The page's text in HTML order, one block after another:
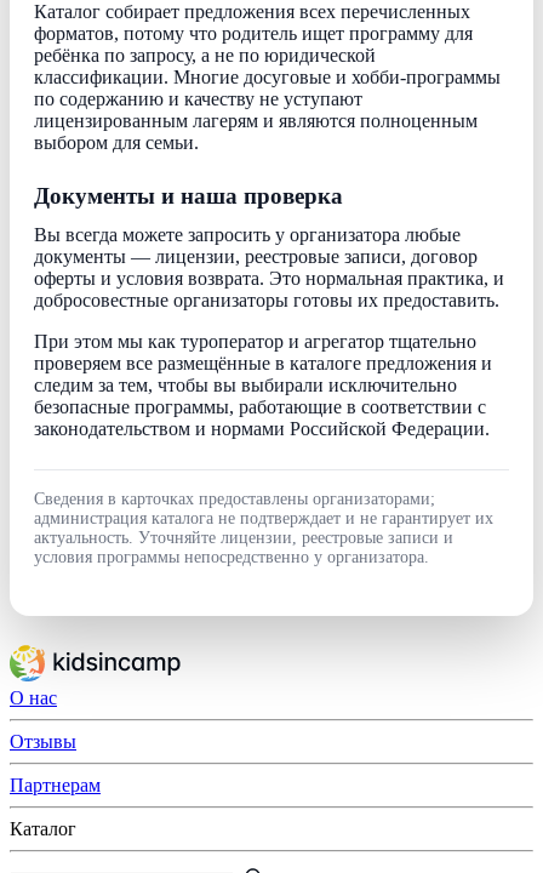
Каталог собирает предложения всех перечисленных
форматов, потому что родитель ищет программу для
ребёнка по запросу, а не по юридической
классификации. Многие досуговые и хобби-программы
по содержанию и качеству не уступают
лицензированным лагерям и являются полноценным
выбором для семьи.
Документы и наша проверка
Вы всегда можете запросить у организатора любые
документы — лицензии, реестровые записи, договор
оферты и условия возврата. Это нормальная практика, и
добросовестные организаторы готовы их предоставить.
При этом мы как туроператор и агрегатор тщательно
проверяем все размещённые в каталоге предложения и
следим за тем, чтобы вы выбирали исключительно
безопасные программы, работающие в соответствии с
законодательством и нормами Российской Федерации.
Сведения в карточках предоставлены организаторами;
администрация каталога не подтверждает и не гарантирует их
актуальность. Уточняйте лицензии, реестровые записи и
условия программы непосредственно у организатора.
О нас
Отзывы
Партнерам
Каталог